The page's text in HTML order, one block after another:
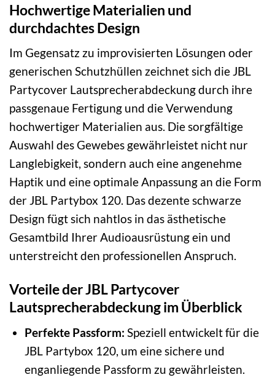
Hochwertige Materialien und
durchdachtes Design
Im Gegensatz zu improvisierten Lösungen oder
generischen Schutzhüllen zeichnet sich die JBL
Partycover Lautsprecherabdeckung durch ihre
passgenaue Fertigung und die Verwendung
hochwertiger Materialien aus. Die sorgfältige
Auswahl des Gewebes gewährleistet nicht nur
Langlebigkeit, sondern auch eine angenehme
Haptik und eine optimale Anpassung an die Form
der JBL Partybox 120. Das dezente schwarze
Design fügt sich nahtlos in das ästhetische
Gesamtbild Ihrer Audioausrüstung ein und
unterstreicht den professionellen Anspruch.
Vorteile der JBL Partycover
Lautsprecherabdeckung im Überblick
Perfekte Passform: Speziell entwickelt für die
JBL Partybox 120, um eine sichere und
enganliegende Passform zu gewährleisten.